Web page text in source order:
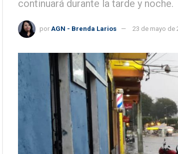
continuará durante la tarde y noche.
por AGN - Brenda Larios 23 de mayo de